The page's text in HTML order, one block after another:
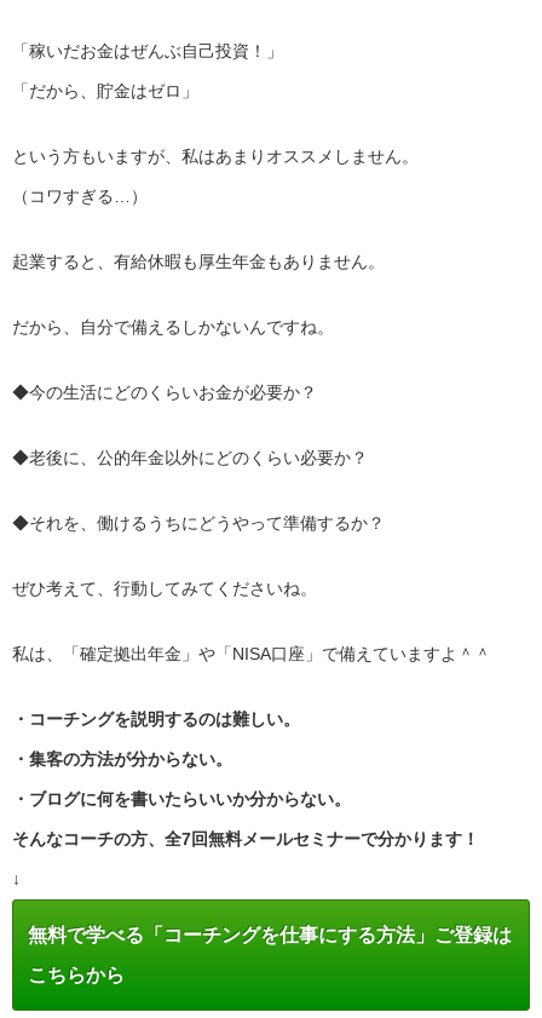
「稼いだお金はぜんぶ自己投資！」
「だから、貯金はゼロ」
という方もいますが、私はあまりオススメしません。
（コワすぎる…）
起業すると、有給休暇も厚生年金もありません。
だから、自分で備えるしかないんですね。
◆今の生活にどのくらいお金が必要か？
◆老後に、公的年金以外にどのくらい必要か？
◆それを、働けるうちにどうやって準備するか？
ぜひ考えて、行動してみてくださいね。
私は、「確定拠出年金」や「NISA口座」で備えていますよ＾＾
・コーチングを説明するのは難しい。
・集客の方法が分からない。
・ブログに何を書いたらいいか分からない。
そんなコーチの方、全7回無料メールセミナーで分かります！
↓
無料で学べる「コーチングを仕事にする方法」ご登録は
こちらから